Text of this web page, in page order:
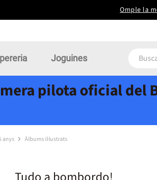
Omple la
Joguines
pilota oficial del
anys Àlbums il·lustrats